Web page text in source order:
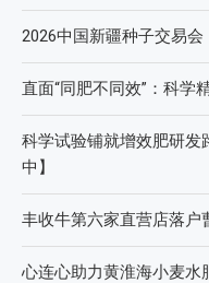
2026中国新疆种子交易
直面“同肥不同效”：科学
科学试验铺就增效肥研发
中】
丰收牛第六家直营店落户
心连心助力黄淮海小麦水